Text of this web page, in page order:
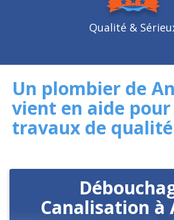
Qualité &
Un plombier de
vient en aide pour
travaux de qualité
Canalisation à